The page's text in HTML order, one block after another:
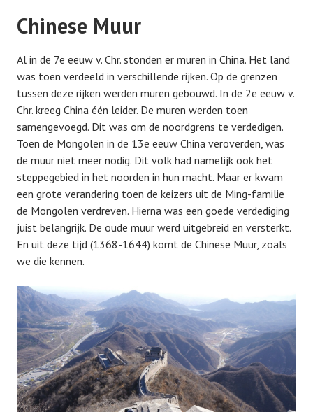
Chinese Muur
Al in de 7e eeuw v. Chr. stonden er muren in China. Het land
was toen verdeeld in verschillende rijken. Op de grenzen
tussen deze rijken werden muren gebouwd. In de 2e eeuw v.
Chr. kreeg China één leider. De muren werden toen
samengevoegd. Dit was om de noordgrens te verdedigen.
Toen de Mongolen in de 13e eeuw China veroverden, was
de muur niet meer nodig. Dit volk had namelijk ook het
steppegebied in het noorden in hun macht. Maar er kwam
een grote verandering toen de keizers uit de Ming-familie
de Mongolen verdreven. Hierna was een goede verdediging
juist belangrijk. De oude muur werd uitgebreid en versterkt.
En uit deze tijd (1368-1644) komt de Chinese Muur, zoals
we die kennen.